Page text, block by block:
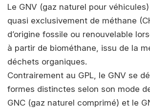
Le GNV (gaz naturel pour
quasi exclusivement de méthane
d’origine fossile ou renouvelable
à partir de biométhane, issu de la
déchets organiques.
Contrairement au GPL, le GNV se
formes distinctes selon son mode
GNC (gaz naturel comprimé) et le